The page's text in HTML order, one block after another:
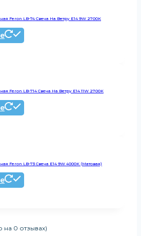
Feron LB-74 Свеча На Ветру E14 9W 2700K
Feron LB-714 Свеча На Ветру E14 11W 2700K
Feron LB-73 Свеча E14 9W 4000K (Матовая)
на 0 отзывах)